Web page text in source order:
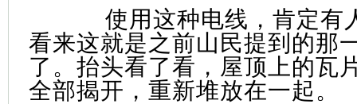
使用这种电线，肯定有
看来这就是之前山民提到的那
了。抬头看了看，屋顶上的瓦
全部揭开，重新堆放在一起。